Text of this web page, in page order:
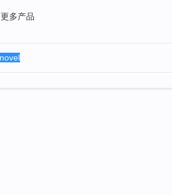
更多产品